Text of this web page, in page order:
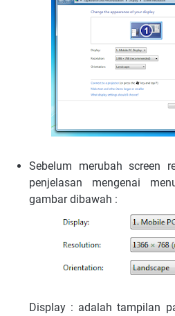
Sebelum merubah screen
penjelasan mengenai
gambar dibawah :
Display : adalah tampilan